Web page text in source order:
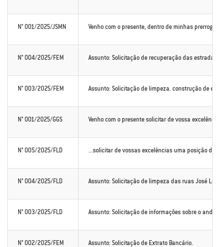
N° 001/2025/JSMN Venho com o presente, dentro de minhas
N° 004/2025/FEM Assunto: Solicitação de recuperação das estradas
N° 003/2025/FEM Assunto: Solicitação de limpeza. construção de
N° 001/2025/GGS Venho com o presente solicitar de vossa
N° 005/2025/FLD ...solicitar de vossas excelências uma posição de
N° 004/2025/FLD Assunto: Solicitação de limpeza das ruas José
N° 003/2025/FLD Assunto: Solicitação de informações sobre o
N° 002/2025/FEM Assunto: Solicitação de Extrato Bancário.